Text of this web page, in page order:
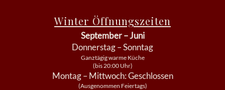
Winter Öffnungszeiten
September – Juni
Donnerstag – Sonntag
Ganztägig warme Küche
(bis 20:00 Uhr)
Montag – Mittwoch: Geschlossen
(Ausgenommen Feiertags)